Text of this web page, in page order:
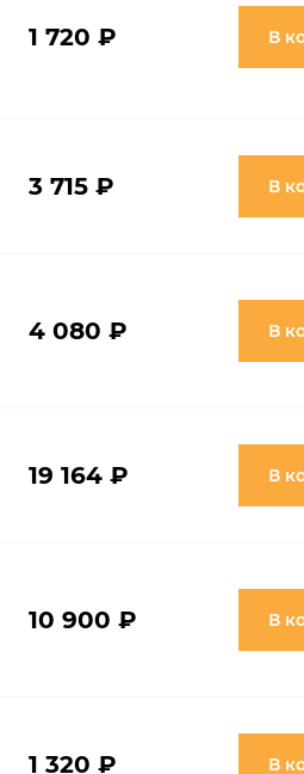
1 720 ₽ В
3 715 ₽ В
4 080 ₽ В
19 164 ₽ В
10 900 ₽ В
1 320 ₽ В